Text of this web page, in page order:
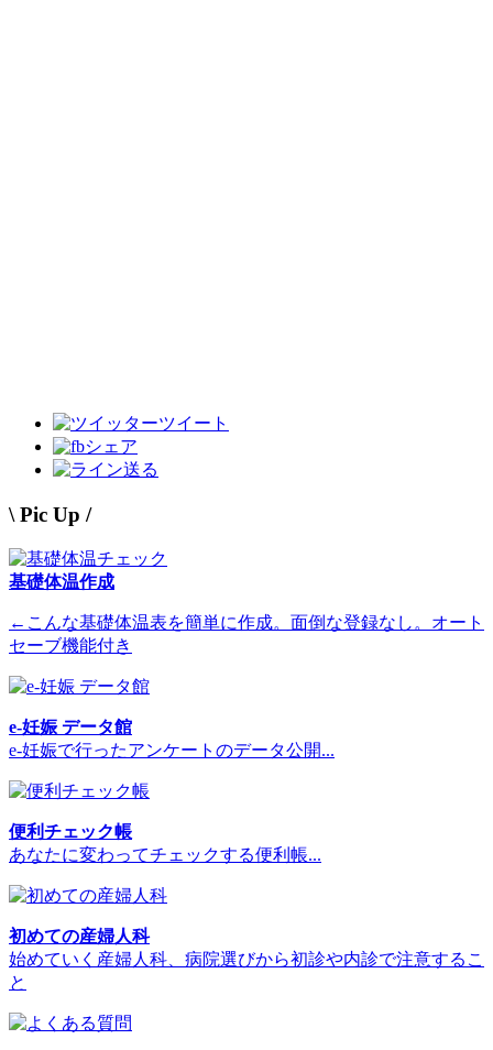
ツイート
シェア
送る
\ Pic Up /
基礎体温作成
←こんな基礎体温表を簡単に作成。面倒な登録なし。オート
セーブ機能付き
e-妊娠 データ館
e-妊娠で行ったアンケートのデータ公開...
便利チェック帳
あなたに変わってチェックする便利帳...
初めての産婦人科
始めていく産婦人科、病院選びから初診や内診で注意するこ
と